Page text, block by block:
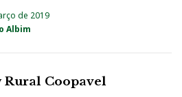
de 2019
Albim
Rural Coopavel